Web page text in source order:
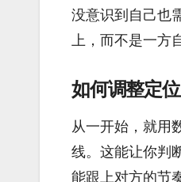
没意识到自己也
上，而不是一方
如何调整定
从一开始，就用
线。这能让你判
能跟上对方的节